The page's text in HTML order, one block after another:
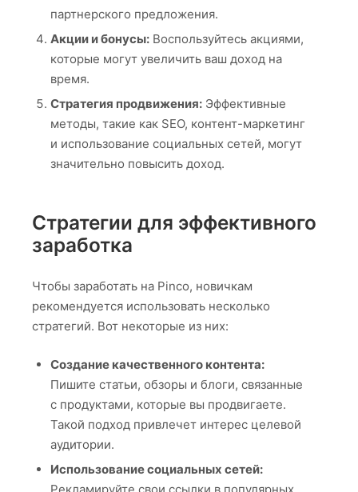
партнерского предложения.
Акции и бонусы:Воспользуйтесь акциями,
которые могут увеличить ваш доход на
время.
Стратегия продвижения:Эффективные
методы, такие как SEO, контент-маркетинг
и использование социальных сетей, могут
значительно повысить доход.
Стратегии для эффективного
заработка
Чтобы заработать на Pinco, новичкам
рекомендуется использовать несколько
стратегий. Вот некоторые из них:
Создание качественного контента:
Пишите статьи, обзоры и блоги, связанные
с продуктами, которые вы продвигаете.
Такой подход привлечет интерес целевой
аудитории.
Использование социальных сетей: